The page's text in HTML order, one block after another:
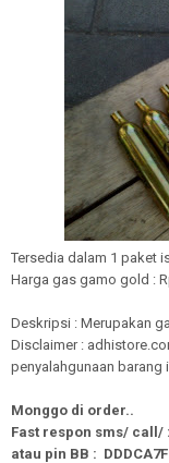
Tersedia dalam 1 paket
Harga gas gamo gold :
Deskripsi : Merupakan
Disclaimer :
penyalahgunaan barang
Monggo di order..
Fast respon sms/ call/ :
atau pin BB :